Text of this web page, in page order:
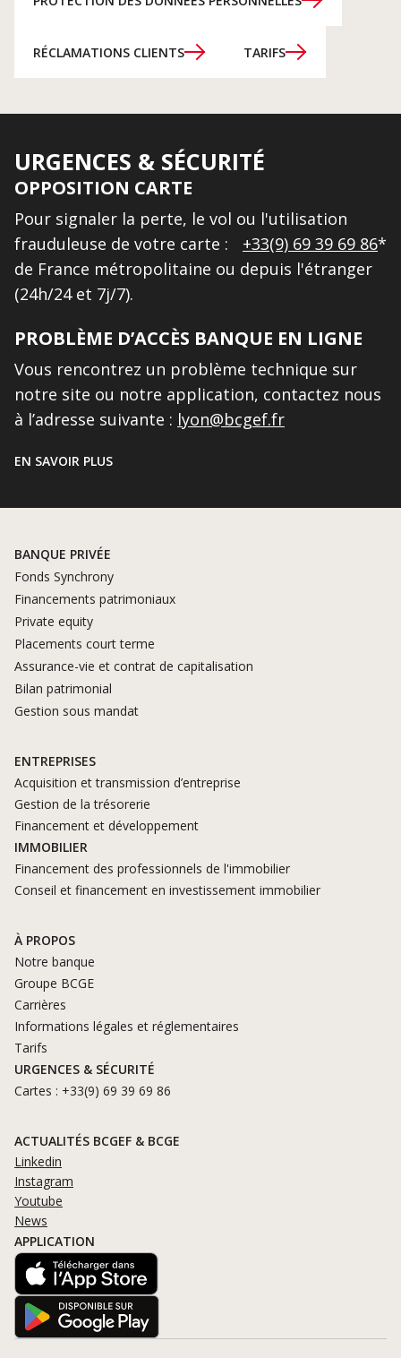
RÉCLAMATIONS CLIENTS TARIFS
URGENCES & SÉCURITÉ
OPPOSITION CARTE
Pour signaler la perte, le vol ou l'utilisation
frauduleuse de votre carte : +33(9) 69 39 69 86*
de France métropolitaine ou depuis l'étranger
(24h/24 et 7j/7).
PROBLÈME D’ACCÈS BANQUE EN LIGNE
Vous rencontrez un problème technique sur
notre site ou notre application, contactez nous
à l’adresse suivante : lyon@bcgef.fr
EN SAVOIR PLUS
BANQUE PRIVÉE
Fonds Synchrony
Financements patrimoniaux
Private equity
Placements court terme
Assurance-vie et contrat de capitalisation
Bilan patrimonial
Gestion sous mandat
ENTREPRISES
Acquisition et transmission d’entreprise
Gestion de la trésorerie
Financement et développement
IMMOBILIER
Financement des professionnels de l'immobilier
Conseil et financement en investissement immobilier
À PROPOS
Notre banque
Groupe BCGE
Carrières
Informations légales et réglementaires
Tarifs
URGENCES & SÉCURITÉ
Cartes : +33(9) 69 39 69 86
ACTUALITÉS BCGEF & BCGE
Linkedin
Instagram
Youtube
News
APPLICATION